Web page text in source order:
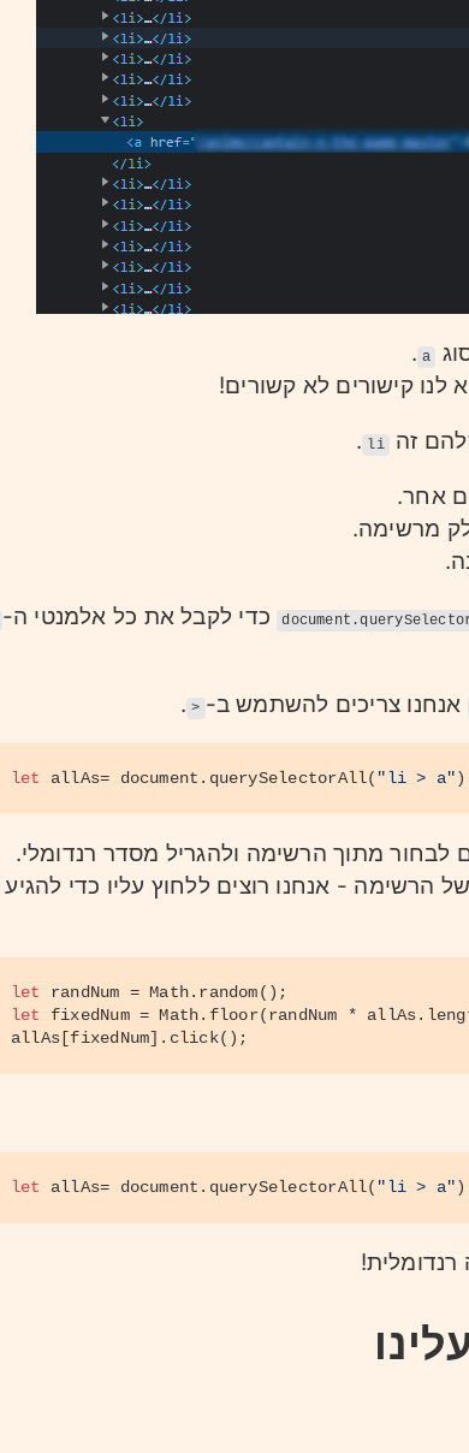
a
.
לנו קישורים לא קשורים!
זה li
.
אחר.
מרשימה.
כדי לקבל את כל אלמנטי ה-
אנחנו צריכים להשתמש ב- >
.
let allAs= document . querySelectorAll( "li > a"
לבחור מתוך הרשימה ולהגריל מסדר רנדומלי.
הרשימה - אנחנו רוצים ללחוץ עליו כדי להגיע
let randNum = Math. random();
let
fixedNum = Math. floor(randNum * allAs.
allAs[fixedNum]. click();
let allAs= document . querySelectorAll( "li > a"